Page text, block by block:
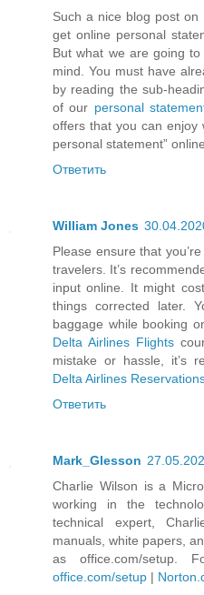
Such a nice blog post
get online personal
But what we are going
mind. You must have
by reading the sub-
of our personal
offers that you can enjoy
personal statement” online.
Ответить
William Jones
Please ensure that
travelers. It’s
input online. It might
things corrected later.
baggage while booking
Delta Airlines Flights
mistake or hassle, it’s
Delta Airlines
Ответить
Mark_Glesson
Charlie Wilson is a
working in the
technical expert,
manuals, white papers,
as office.com/setup.
office.com/setup |